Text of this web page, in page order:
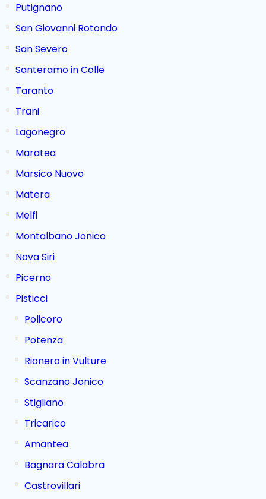
Putignano
San Giovanni Rotondo
San Severo
Santeramo in Colle
Taranto
Trani
Lagonegro
Maratea
Marsico Nuovo
Matera
Melfi
Montalbano Jonico
Nova Siri
Picerno
Pisticci
Policoro
Potenza
Rionero in Vulture
Scanzano Jonico
Stigliano
Tricarico
Amantea
Bagnara Calabra
Castrovillari